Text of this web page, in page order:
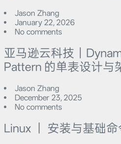
Jason Zhang
January 22, 2026
No comments
亚马逊云科技｜
Pattern 的单表设计与
Jason Zhang
December 23, 2025
No comments
Linux ｜ 安装与基础命